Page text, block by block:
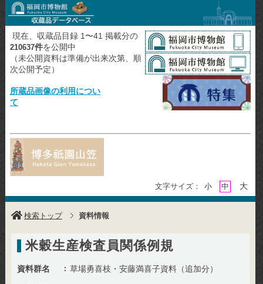
現在、収蔵品目録 1〜41 掲載分の
210637件を公開中
（未公開資料は準備が出来次第、順
次公開予定）
所蔵品画像の利用につい
て
文字サイズ： 小 中 大
検索トップ 資料情報
米穀生産検査員関係例規
資料群名 草場勇喜枝・安藤満喜子資料（追加分）